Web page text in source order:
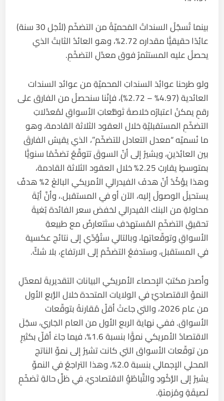
بينما تُسجّلُ السنداتُ المَحميّةُ من التضخّم (لأجَل 30 سنة)
عائِدًا حقيقيًّا مقداره 2.72%، وهو العائدُ الثابتُ الذي
يحصلُ عليه المستثمرُ فوق معدّلِ التضخّمِ.
ولو طرحنا عوائِدَ السنداتِ المحميّةِ من عوائدِ السندات
العائدية (4.97% – 2.72%)، فإنّنا سنحصلُ من الفارق على
رقمٍ يمكنُ اعتبارُه خلاصةَ تَوقُّعاتِ الأسواقِ لمُعدّلاتِ
التضخّمِ المستقبليّةِ خلال العقود الثلاثة القادمة، وهو
ما نُسميّه “معدل التعادل للتضخّم”، الذي يقيسُ الفارقَ
بين العائِدَينِ، ويشيرُ إلى أنّ السوقَ تتوقَّعُ تضخّمًا سنويًّا
بمتوسطٍ يقاربُ 2.25% خلال العقود الثلاثة القادمة،
وهذا يؤكّدُ أنّ هدفَ الفيدرالي الأمريكي البالغَ 2% هدفٌ
يستحيلُ الوصولُ إليه، الآن أو في المستقبل.، وأنَّ أيّةَ
محاولةٍ من البنك الفيدرالي لخفض سعر الفائدة بُغيةَ
تحقيقِ التضخّمِ المُستهدَفِ ستَتعارضُ مع طبيعةِ
الأسواقِ وتوقّعاتِها، وبالتالي ستُؤدّي إلى نتائج عكسية
في المستقبل، وستدفعُ التضخّمَ إلى الارتفاع، بلا شكٍّ.
وأصدرَ مكتبُ الإحصاء الأمريكي البياناتِ التقديريةَ لمعدّلِ
النموِّ الاقتصاديِّ في الولايات المتحدة خلال الرُّبع الأول
من عام 2026، والتي جاءتْ أقلّ مُقارنةً بتوقّعات
الأسواق. ففي نهاية الربع الأول من العام الجَاري، سجّلَ
الاقتصادُ الأمريكي نموًّا بنسبة 1.6%، فيما جاءَ أقلّ بكثيرٍ
من توقّعات الأسواق التي كانت تشيرُ إلى نموِّ الناتج
المحلي الإجمالي بنسبة 2.0%، وهذا التراجعُ في النموِّ
يشيرُ إلى الرُّكُودِ والتَّباطُؤِ الاقتصاديِّ، في ظلِّ حالةِ تَضخّمٍ
لَصيقَةٍ ومُزمِنَةٍ.